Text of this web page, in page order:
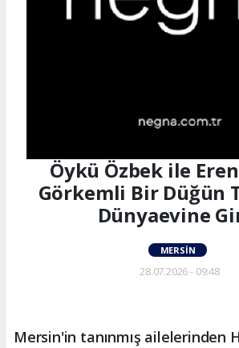
Öykü Özbek ile
Görkemli Bir Düğün
Dünyaevine
MERSIN
28.07.2026 - 09:48
Mersin'in tanınmış ailelerinden